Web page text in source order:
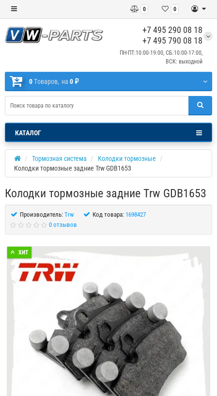
0
0
+7 495 290 08 18
+7 495 790 08 18
ПН-ПТ:10:00-19:00, СБ:10:00-17:00,
ВСК: выходной
0Tоваров, на 0 ₽
КАТАЛОГ
Тормозная система
Колодки тормозные
Колодки тормозные задние Trw GDB1653
Колодки тормозные задние Trw GDB1653
Производитель: Trw Код товара: 1698427
0 отзывов
ХИТ